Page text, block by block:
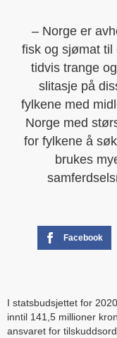
– Norge er
fisk og sjømat til
tidvis trange
slitasje på
fylkene med
Norge med
for fylkene å
brukes
Facebook
I statsbudsjettet for
inntil 141,5 millioner
ansvaret for